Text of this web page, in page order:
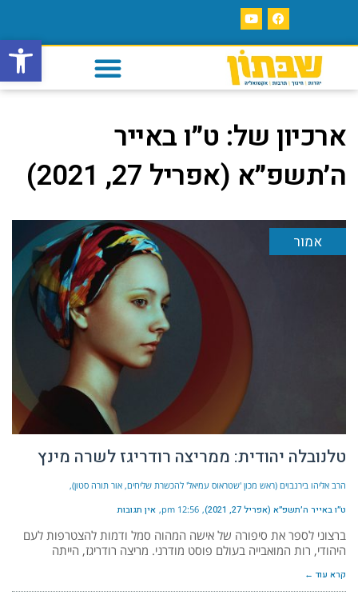
פתח
ארכיון של: ט״ו באייר
ה׳תשפ״א (אפריל 27, 2021)
אמור
טלנובלה יהודית: ממריצה רודריגז לשרה מינץ
הרב אליהו בירנבוים (ראש מכון 'שטראוס עמיאל' להכשרת שליחים, אור תורה סטון)
ט״ו באייר ה׳תשפ״א (אפריל 27, 2021) 12:56 pm אין תגובות
ברצוני לספר את סיפורה של אישה המהוה סמל ודמות להצטרפות לעם
היהודי, רות המואבייה בעולם פוסט מודרני. מריצה רודריגז, הייתה
קרא עוד ←